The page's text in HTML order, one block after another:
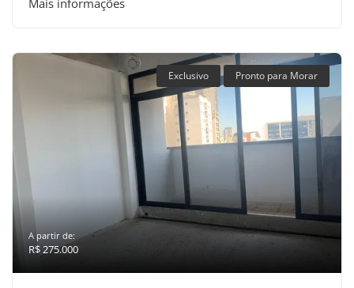
Mais informações
Exclusivo Pronto para Morar
A partir de:
R$ 275.000